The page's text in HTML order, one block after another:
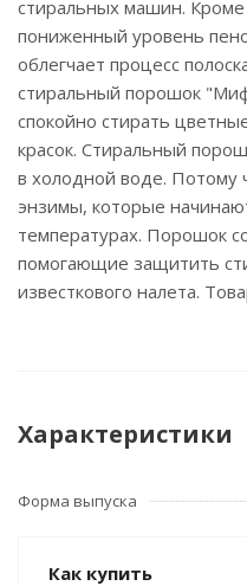
стиральных машин. Кроме
пониженный уровень
облегчает процесс
стиральный порошок
спокойно стирать
красок. Стиральный
в холодной воде. Потому
энзимы, которые
температурах. Порошок
помогающие защитить
известкового налета.
Характеристики
Форма выпуска
Как купить